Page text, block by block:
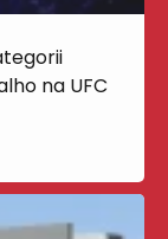
na UFC